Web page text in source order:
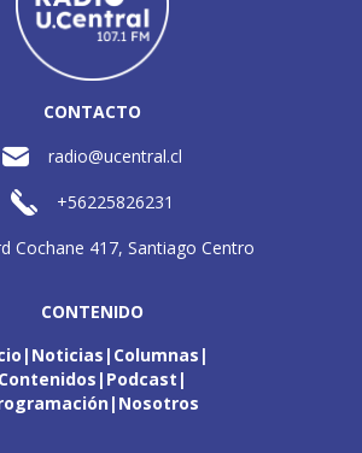
CONTACTO
radio@ucentral.cl
+56225826231
Cochane 417, Santiago Centro
CONTENIDO
Noticias Columnas
Contenidos Podcast
Nosotros